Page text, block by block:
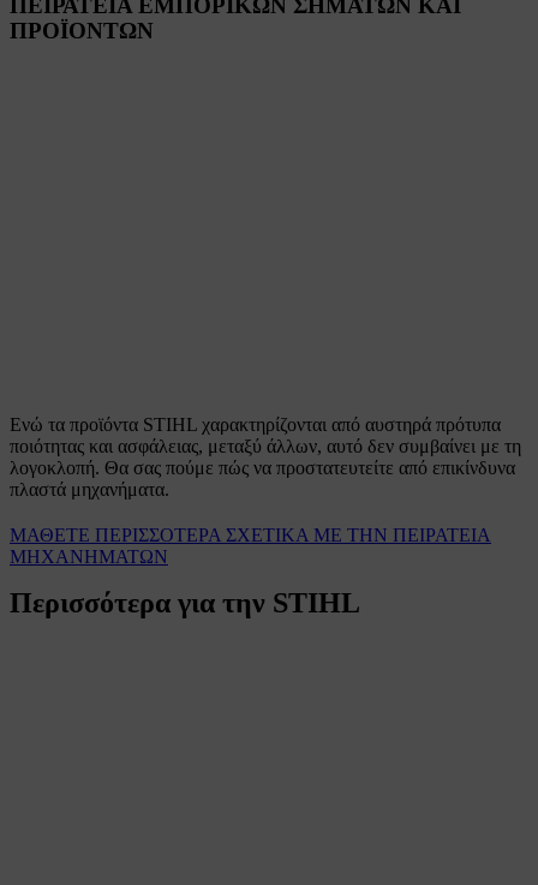
ΠΕΙΡΑΤΕΙΑ ΕΜΠΟΡΙΚΩΝ ΣΗΜΑΤΩΝ ΚΑΙ
ΠΡΟΪΟΝΤΩΝ
Ενώ τα προϊόντα STIHL χαρακτηρίζονται από αυστηρά πρότυπα
ποιότητας και ασφάλειας, μεταξύ άλλων, αυτό δεν συμβαίνει με τη
λογοκλοπή. Θα σας πούμε πώς να προστατευτείτε από επικίνδυνα
πλαστά μηχανήματα.
ΜΑΘΕΤΕ ΠΕΡΙΣΣΟΤΕΡΑ ΣΧΕΤΙΚΑ ΜΕ ΤΗΝ ΠΕΙΡΑΤΕΙΑ
ΜΗΧΑΝΗΜΑΤΩΝ
Περισσότερα για την STIHL